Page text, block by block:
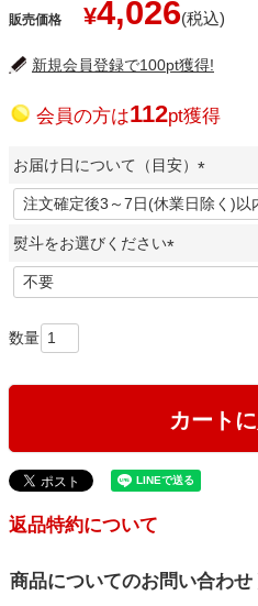
販売価格 ¥4,026
新規会員登録で100pt獲得!
会員の方は112pt獲得
お届け日について（目安）
(
必
)
熨斗をお選びください
必
カート
返品特約について
商品についてのお問い合わせ